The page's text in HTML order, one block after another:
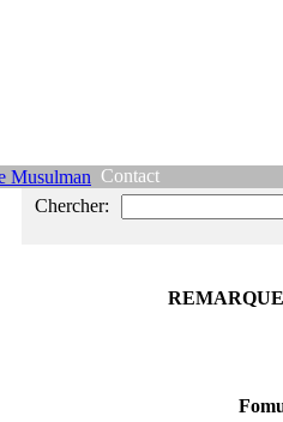
Contact
Chercher: